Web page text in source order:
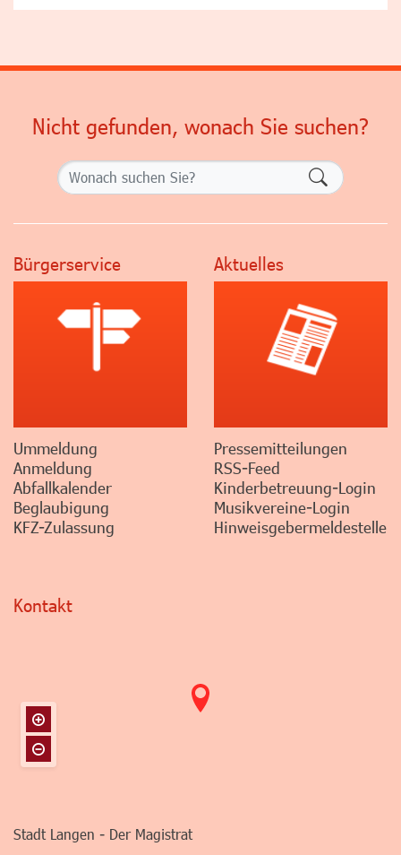
Nicht gefunden, wonach Sie suchen?
Bürgerservice
Ummeldung
Anmeldung
Abfallkalender
Beglaubigung
KFZ-Zulassung
Aktuelles
Pressemitteilungen
RSS-Feed
Kinderbetreuung-Login
Musikvereine-Login
Hinweisgebermeldestelle
Kontakt
Stadt Langen - Der Magistrat